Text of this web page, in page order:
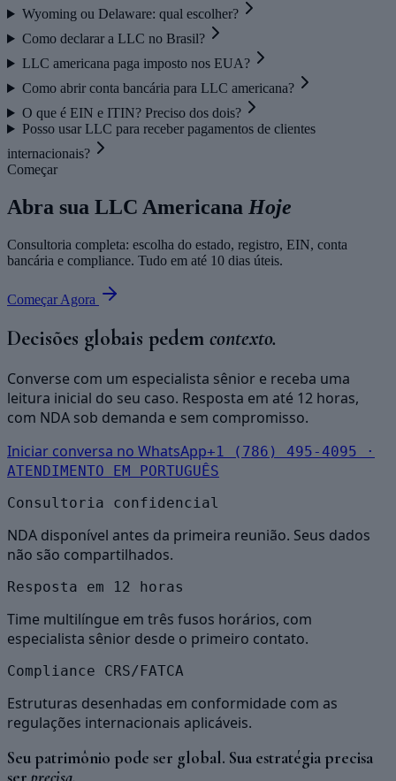
Wyoming ou Delaware: qual escolher?
Como declarar a LLC no Brasil?
LLC americana paga imposto nos EUA?
Como abrir conta bancária para LLC americana?
O que é EIN e ITIN? Preciso dos dois?
Posso usar LLC para receber pagamentos de clientes
internacionais?
Começar
Abra sua LLC Americana Hoje
Consultoria completa: escolha do estado, registro, EIN, conta
bancária e compliance. Tudo em até 10 dias úteis.
Começar Agora
Decisões globais pedem contexto.
Converse com um especialista sênior e receba uma
leitura inicial do seu caso. Resposta em até 12 horas,
com NDA sob demanda e sem compromisso.
Iniciar conversa no WhatsApp+1 (786) 495-4095 ·
ATENDIMENTO EM PORTUGUÊS
Consultoria confidencial
NDA disponível antes da primeira reunião. Seus dados
não são compartilhados.
Resposta em 12 horas
Time multilíngue em três fusos horários, com
especialista sênior desde o primeiro contato.
Compliance CRS/FATCA
Estruturas desenhadas em conformidade com as
regulações internacionais aplicáveis.
Seu patrimônio pode ser global. Sua estratégia precisa